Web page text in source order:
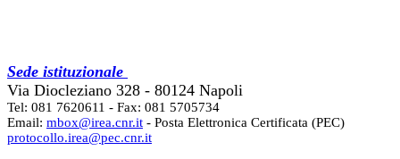
Sede istituzionale
Via Diocleziano 328 - 80124 Napoli
Tel: 081 7620611 - Fax: 081 5705734
Email: mbox@irea.cnr.it - Posta Elettronica Certificata (PEC)
protocollo.irea@pec.cnr.it